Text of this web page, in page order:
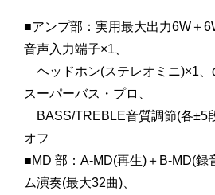
■アンプ部：実用最大出力6W＋
音声入力端子×1、
ヘッドホン(ステレオミニ)×1、
スーパーバス・プロ、
BASS/TREBLE音質調節(各±5
オフ
■MD 部：A-MD(再生)＋B-MD(録
ム演奏(最大32曲)、